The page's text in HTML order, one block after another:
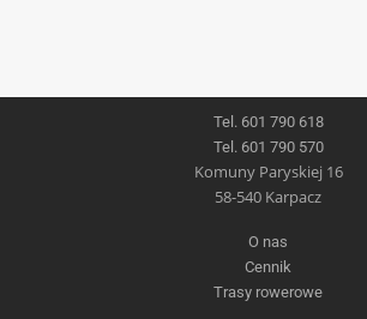
Tel. 601 790 618
Tel. 601 790 570
Komuny Paryskiej 16
58-540 Karpacz
O nas
Cennik
Trasy rowerowe